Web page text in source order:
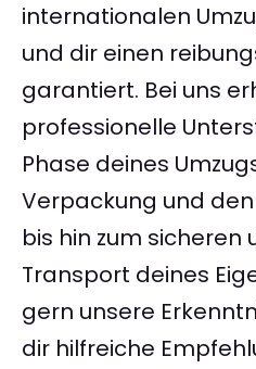
internationalen
und dir einen
garantiert. Bei uns
professionelle
Phase deines
Verpackung und
bis hin zum sicheren
Transport deines
gern unsere
dir hilfreiche